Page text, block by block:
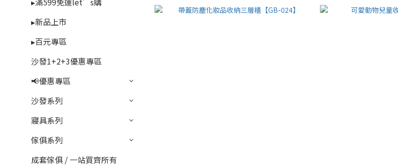
▸新品上市
▸百元專區
沙發1+2+3優惠專區
📢優惠專區
沙發系列
寢具系列
傢俱系列
成套傢俱 / 一站買齊所有